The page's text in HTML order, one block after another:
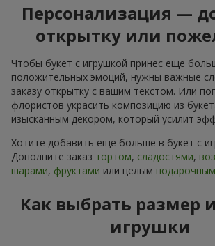
Персонализация —
открытку или
Чтобы букет с игрушкой принес еще
положительных эмоций, нужны важные
заказу открытку с вашим текстом. Или
флористов украсить композицию из
изысканным декором, который усилит
Хотите добавить еще больше в букет с
Дополните заказ тортом, сладостями,
шарами, фруктами или целым
Как выбрать размер
игрушки